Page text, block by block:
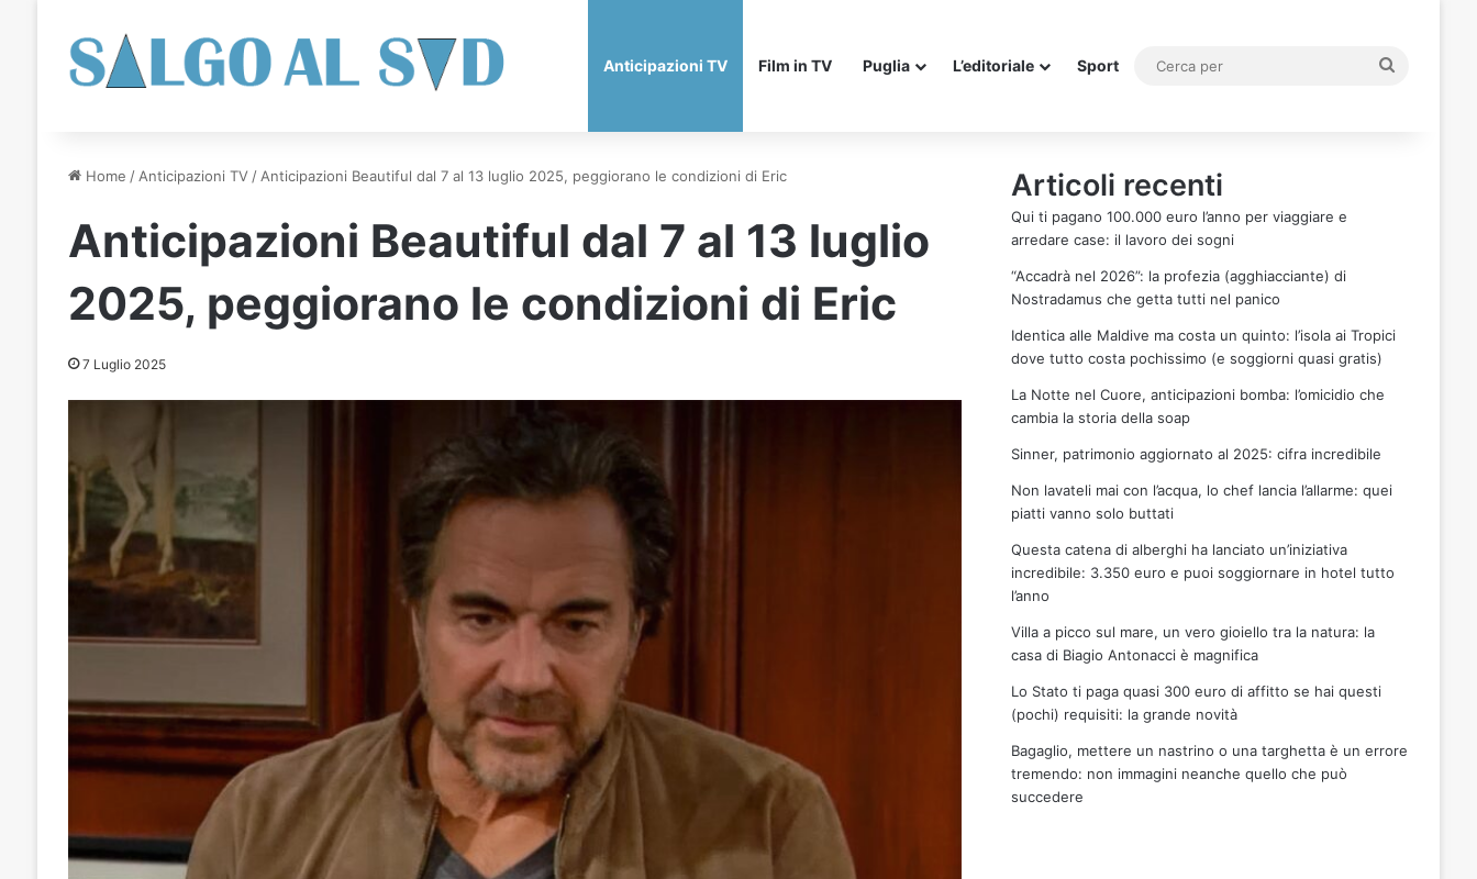
Anticipazioni TV Film in TV Puglia L’editoriale Sport
Cerca
Home / Anticipazioni TV / Anticipazioni Beautiful dal 7 al 13 luglio 2025, peggiorano le condizioni di Eric
Anticipazioni Beautiful dal 7 al 13 luglio
2025, peggiorano le condizioni di Eric
7 Luglio 2025
Articoli recenti
Qui ti pagano 100.000 euro l’anno per viaggiare e
arredare case: il lavoro dei sogni
“Accadrà nel 2026”: la profezia (agghiacciante) di
Nostradamus che getta tutti nel panico
Identica alle Maldive ma costa un quinto: l’isola ai Tropici
dove tutto costa pochissimo (e soggiorni quasi gratis)
La Notte nel Cuore, anticipazioni bomba: l’omicidio che
cambia la storia della soap
Sinner, patrimonio aggiornato al 2025: cifra incredibile
Non lavateli mai con l’acqua, lo chef lancia l’allarme: quei
piatti vanno solo buttati
Questa catena di alberghi ha lanciato un’iniziativa
incredibile: 3.350 euro e puoi soggiornare in hotel tutto
l’anno
Villa a picco sul mare, un vero gioiello tra la natura: la
casa di Biagio Antonacci è magnifica
Lo Stato ti paga quasi 300 euro di affitto se hai questi
(pochi) requisiti: la grande novità
Bagaglio, mettere un nastrino o una targhetta è un errore
tremendo: non immagini neanche quello che può
succedere